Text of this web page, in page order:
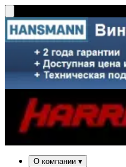
О компании ▾